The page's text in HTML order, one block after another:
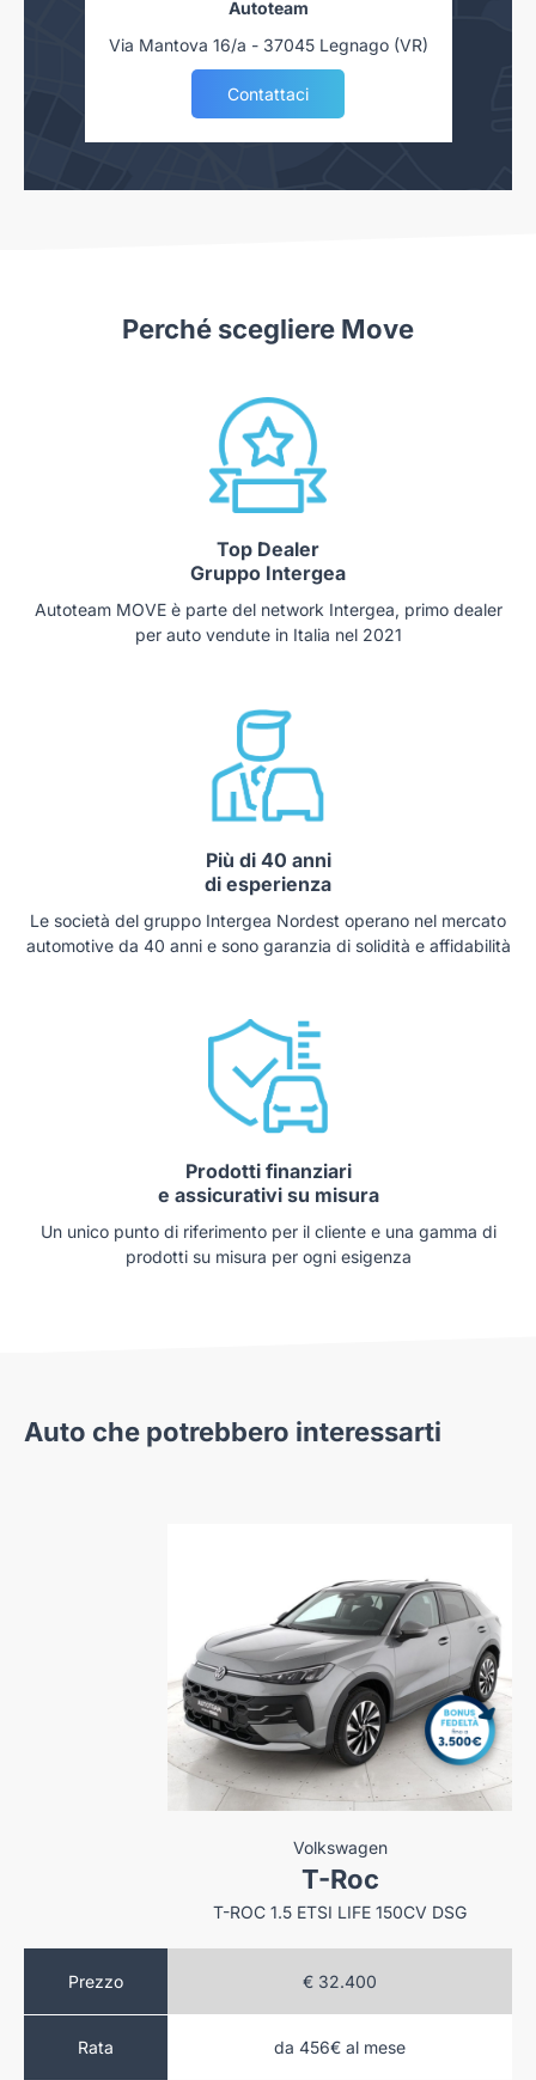
Autoteam
Via Mantova 16/a - 37045 Legnago (VR)
Contattaci
Perché scegliere Move
Top Dealer
Gruppo Intergea
Autoteam MOVE è parte del network Intergea, primo dealer
per auto vendute in Italia nel 2021
Più di 40 anni
di esperienza
Le società del gruppo Intergea Nordest operano nel mercato
automotive da 40 anni e sono garanzia di solidità e affidabilità
Prodotti finanziari
e assicurativi su misura
Un unico punto di riferimento per il cliente e una gamma di
prodotti su misura per ogni esigenza
Auto che potrebbero interessarti
Prezzo
Rata
Volkswagen
T-Roc
T-ROC 1.5 ETSI LIFE 150CV DSG
€ 32.400
da 456€ al mese